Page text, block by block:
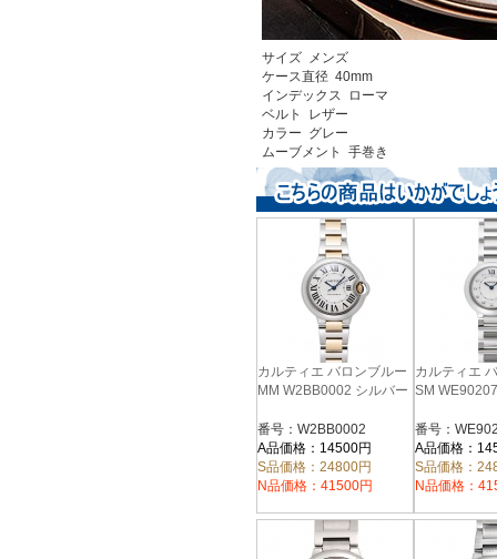
サイズ メンズ
ケース直径 40mm
インデックス ローマ
ベルト レザー
カラー グレー
ムーブメント 手巻き
カルティエ バロンブルー
MM W2BB0002 シルバー
番号：W2BB0002
A品価格：14500円
S品価格：24800円
N品価格：41500円
カルティエ
SM
番号：
A品価格：
S品価格：
N品価格：